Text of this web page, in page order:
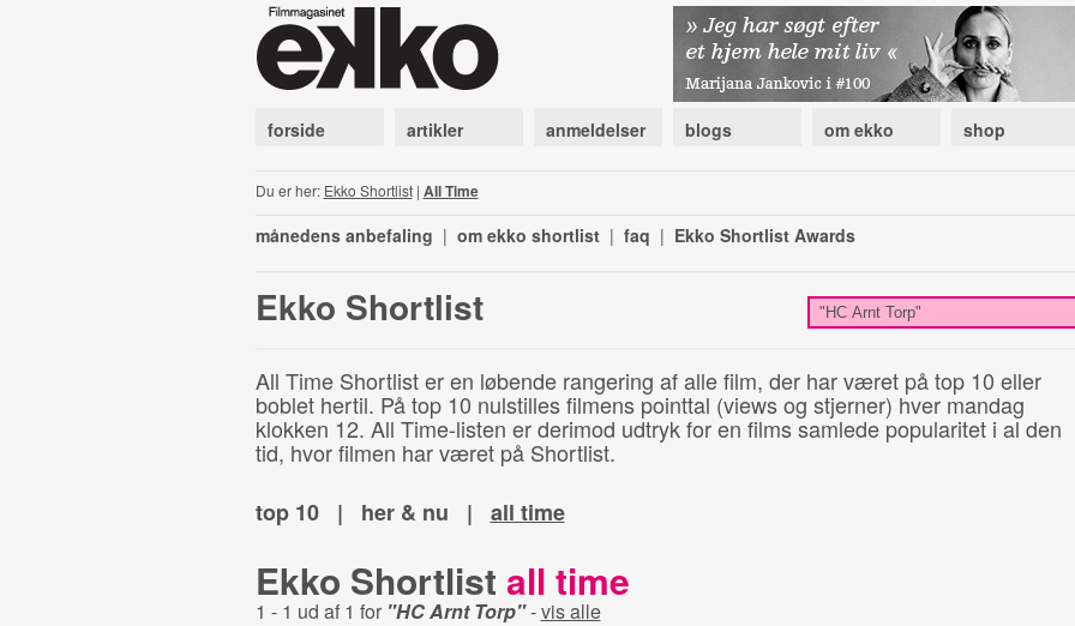
forside artikler anmeldelser blogs om ekko shop
Du er her: Ekko Shortlist| All Time
månedens anbefaling | om ekko shortlist | faq | Ekko Shortlist Awards
Ekko Shortlist
All Time Shortlist er en løbende rangering af alle film, der har været på top 10 eller
boblet hertil. På top 10 nulstilles filmens pointtal (views og stjerner) hver mandag
klokken 12. All Time-listen er derimod udtryk for en films samlede popularitet i al den
tid, hvor filmen har været på Shortlist.
top 10
| her & nu | all time
Ekko Shortlist all time
1 - 1 ud af 1 for "HC Arnt Torp"-vis alle